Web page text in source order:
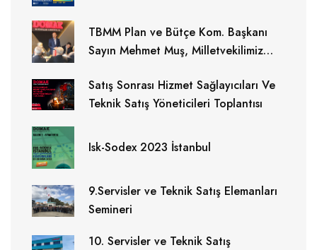
TBMM Plan ve Bütçe Kom. Başkanı
Sayın Mehmet Muş, Milletvekilimiz
Belediye Başkanımız Halit Doğan
ziyaretimizde bulundular.
Satış Sonrası Hizmet Sağlayıcıları Ve
Teknik Satış Yöneticileri Toplantısı
Isk-Sodex 2023 İstanbul
9.Servisler ve Teknik Satış Elemanları
Semineri
10. Servisler ve Teknik Satış